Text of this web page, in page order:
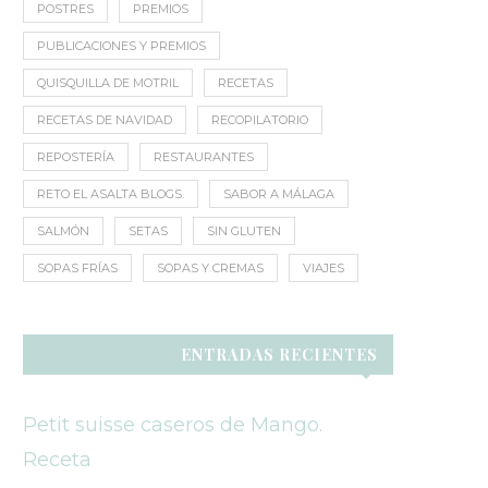
POSTRES PREMIOS
PUBLICACIONES Y PREMIOS
QUISQUILLA DE MOTRIL RECETAS
RECETAS DE NAVIDAD RECOPILATORIO
REPOSTERÍA RESTAURANTES
RETO EL ASALTA BLOGS. SABOR A MÁLAGA
SALMÓN SETAS SIN GLUTEN
SOPAS FRÍAS SOPAS Y CREMAS VIAJES
ENTRADAS RECIENTES
Petit suisse caseros de Mango.
Receta